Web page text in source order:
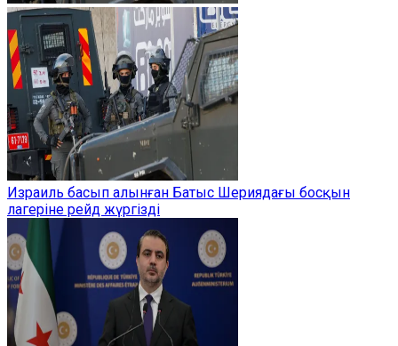
Израиль басып алынған Батыс Шериядағы босқын
лагеріне рейд жүргізді